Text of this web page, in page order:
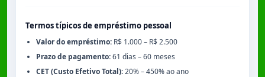
Termos típicos de empréstimo pessoal
Valor do empréstimo: R$ 1.000 – R$ 2.500
Prazo de pagamento:61 dias – 60 meses
CET (Custo Efetivo Total):20% – 450% ao ano